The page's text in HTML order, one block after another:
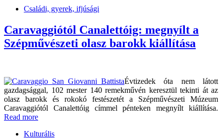
Családi, gyerek, ifjúsági
Caravaggiótól Canalettóig: megnyílt a
Szépművészeti olasz barokk kiállítása
Évtizedek óta nem látott
gazdagsággal, 102 mester 140 remekművén keresztül tekinti át az
olasz barokk és rokokó festészetét a Szépművészeti Múzeum
Caravaggiótól Canalettóig címmel pénteken megnyílt kiállítása.
Read more
Kulturális